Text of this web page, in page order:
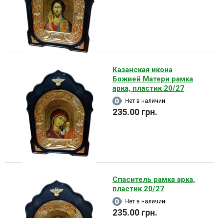
Казанская икона
Божией Матери рамка
арка, пластик 20/27
Нет в наличии
235.00 грн.
Спаситель рамка арка,
пластик 20/27
Нет в наличии
235.00 грн.